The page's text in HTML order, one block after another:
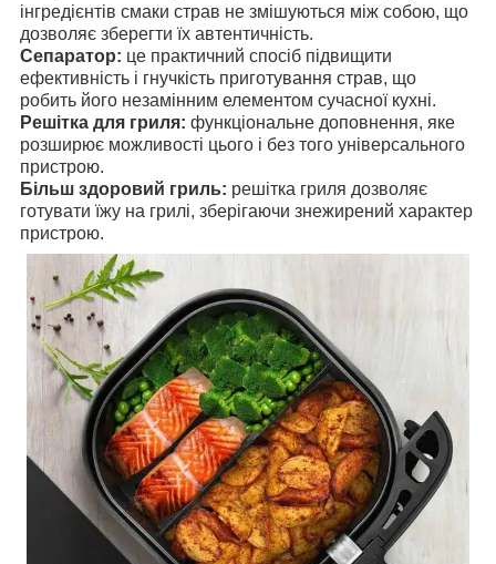
інгредієнтів смаки страв не змішуються між собою, що
дозволяє зберегти їх автентичність.
Сепаратор: це практичний спосіб підвищити
ефективність і гнучкість приготування страв, що
робить його незамінним елементом сучасної кухні.
Решітка для гриля: функціональне доповнення, яке
розширює можливості цього і без того універсального
пристрою.
Більш здоровий гриль: решітка гриля дозволяє
готувати їжу на грилі, зберігаючи знежирений характер
пристрою.